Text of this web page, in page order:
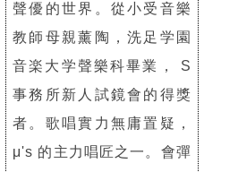
聲優的世界。從小受音樂
教師母親薰陶，洗足学園
音楽大学聲樂科畢業， S
事務所新人試鏡會的得獎
者。歌唱實力無庸置疑，
μ's 的主力唱匠之一。會彈